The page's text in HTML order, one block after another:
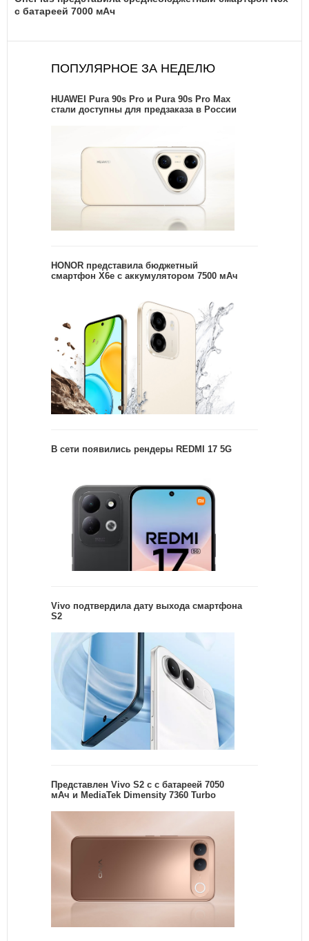
с батареей 7000 мАч
ПОПУЛЯРНОЕ ЗА НЕДЕЛЮ
HUAWEI Pura 90s Pro и Pura 90s Pro Max
стали доступны для предзаказа в России
HONOR представила бюджетный
смартфон X6e с аккумулятором 7500 мАч
В сети появились рендеры REDMI 17 5G
Vivo подтвердила дату выхода смартфона
S2
Представлен Vivo S2 с с батареей 7050
мАч и MediaTek Dimensity 7360 Turbo